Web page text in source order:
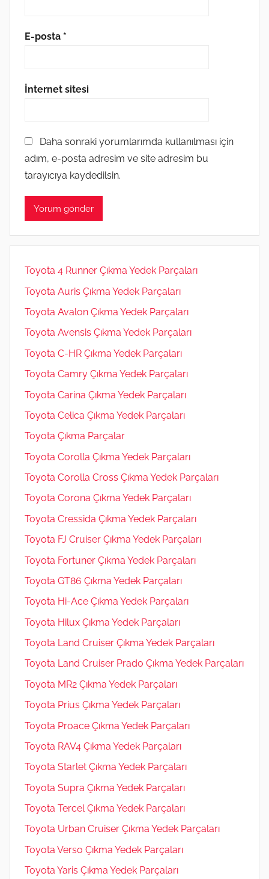
E-posta *
İnternet sitesi
Daha sonraki yorumlarımda kullanılması için
adım, e-posta adresim ve site adresim bu
tarayıcıya kaydedilsin.
Toyota 4 Runner Çıkma Yedek Parçaları
Toyota Auris Çıkma Yedek Parçaları
Toyota Avalon Çıkma Yedek Parçaları
Toyota Avensis Çıkma Yedek Parçaları
Toyota C-HR Çıkma Yedek Parçaları
Toyota Camry Çıkma Yedek Parçaları
Toyota Carina Çıkma Yedek Parçaları
Toyota Celica Çıkma Yedek Parçaları
Toyota Çıkma Parçalar
Toyota Corolla Çıkma Yedek Parçaları
Toyota Corolla Cross Çıkma Yedek Parçaları
Toyota Corona Çıkma Yedek Parçaları
Toyota Cressida Çıkma Yedek Parçaları
Toyota FJ Cruiser Çıkma Yedek Parçaları
Toyota Fortuner Çıkma Yedek Parçaları
Toyota GT86 Çıkma Yedek Parçaları
Toyota Hi-Ace Çıkma Yedek Parçaları
Toyota Hilux Çıkma Yedek Parçaları
Toyota Land Cruiser Çıkma Yedek Parçaları
Toyota Land Cruiser Prado Çıkma Yedek Parçaları
Toyota MR2 Çıkma Yedek Parçaları
Toyota Prius Çıkma Yedek Parçaları
Toyota Proace Çıkma Yedek Parçaları
Toyota RAV4 Çıkma Yedek Parçaları
Toyota Starlet Çıkma Yedek Parçaları
Toyota Supra Çıkma Yedek Parçaları
Toyota Tercel Çıkma Yedek Parçaları
Toyota Urban Cruiser Çıkma Yedek Parçaları
Toyota Verso Çıkma Yedek Parçaları
Toyota Yaris Çıkma Yedek Parçaları